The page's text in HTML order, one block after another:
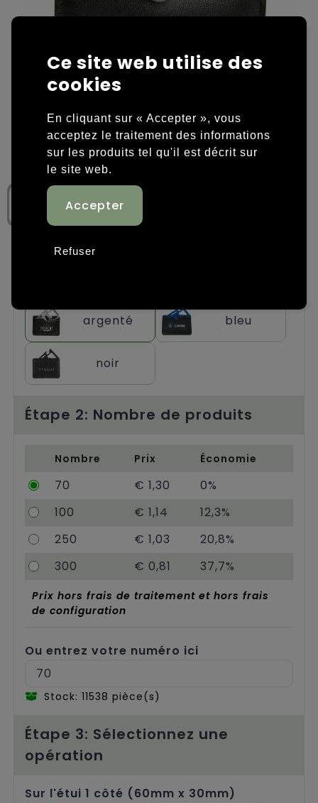
Overige tassen
Sacs en papier
Sacs promotionnels
Sacs de voyage
Sacs à dos
Sacs porté épaule
Sacs de plage
Chariots
Polos
Sweaters personnalisés
T-shirts personnalisés
Vestes personnalisées
Chaussures personnalisées
argenté bleu
noir
Étape 2: Nombre de produits
Nombre Prix Économie
70 € 1,30
0%
100
€ 1,14
12,3%
250
€ 1,03
20,8%
300
€ 0,81 37,7%
Ou entrez votre numéro ici
Stock: 11538 pièce(s)
Prix hors frais de traitement et hors frais
de configuration
Étape 3: Sélectionnez une
opération
Sur l'étui 1 côté (60mm x 30mm)
Ce site web utilise des
cookies
En cliquant sur « Accepter », vous
acceptez le traitement des informations
sur les produits tel qu'il est décrit sur
le site web.
Refuser